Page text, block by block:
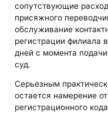
сопутствующие
присяжного
обслуживание
регистрации филиала
дней с момента
суд.
Серьезным
остается намерение
регистрационного